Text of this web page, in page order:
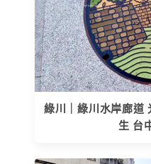
綠川｜綠川水岸廊道
生 台